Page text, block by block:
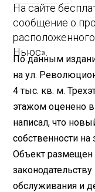
На сайте
сообщение о
Ньюс».
По данным
на ул.
4 тыс. кв. м.
этажом оценено
написал, что
собственности
Объект размещен
обслуживания и